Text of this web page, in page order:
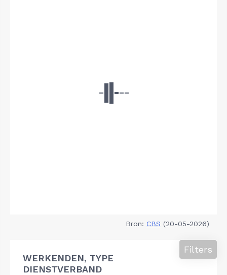
Bron: CBS (20-05-2026)
WERKENDEN, TYPE
DIENSTVERBAND
Filters